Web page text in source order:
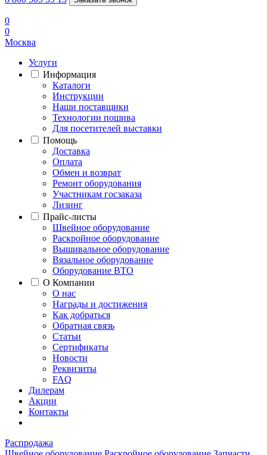
0
0
Москва
Услуги
Информация
Каталоги
Инструкции
Наши поставщики
Технологии пошива
Для посетителей выставки
Помощь
Доставка
Оплата
Обмен и возврат
Ремонт оборудования
Участникам госзаказа
Лизинг
Прайс-листы
Швейное оборудование
Раскройное оборудование
Вышивальное оборудование
Вязальное оборудование
Оборудование ВТО
О Компании
О нас
Награды и достижения
Как добраться
Обратная связь
Статьи
Сертификаты
Новости
Реквизиты
FAQ
Дилерам
Акции
Контакты
Распродажа